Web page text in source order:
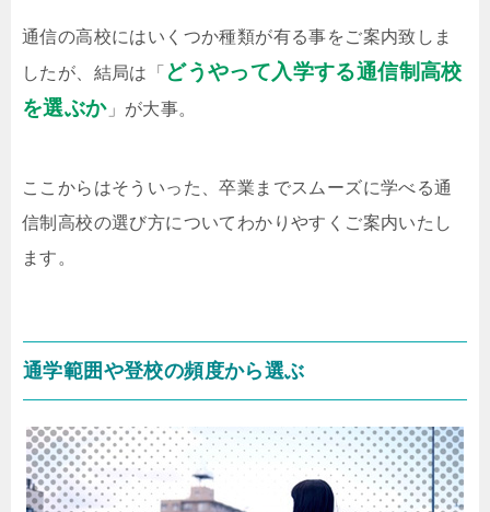
通信の高校にはいくつか種類が有る事をご案内致しま
したが、結局は「 どうやって入学する通信制高校
を選ぶか」が大事。
ここからはそういった、卒業までスムーズに学べる通
信制高校の選び方についてわかりやすくご案内いたし
ます。
通学範囲や登校の頻度から選ぶ